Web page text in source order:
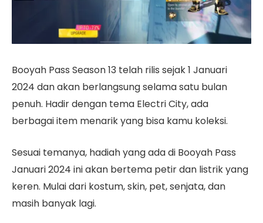
Booyah Pass Season 13 telah rilis sejak 1 Januari
2024 dan akan berlangsung selama satu bulan
penuh. Hadir dengan tema Electri City, ada
berbagai item menarik yang bisa kamu koleksi.
Sesuai temanya, hadiah yang ada di Booyah Pass
Januari 2024 ini akan bertema petir dan listrik yang
keren. Mulai dari kostum, skin, pet, senjata, dan
masih banyak lagi.